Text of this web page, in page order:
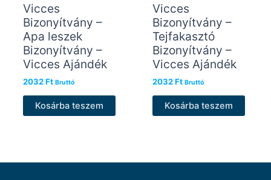
Vicces
Bizonyítvány –
Apa leszek
Bizonyítvány –
Vicces Ajándék
2032Ft Bruttó
Kosárba teszem
Vicces
Bizonyítvány –
Tejfakasztó
Bizonyítvány –
Vicces Ajándék
2032Ft Bruttó
Kosárba teszem